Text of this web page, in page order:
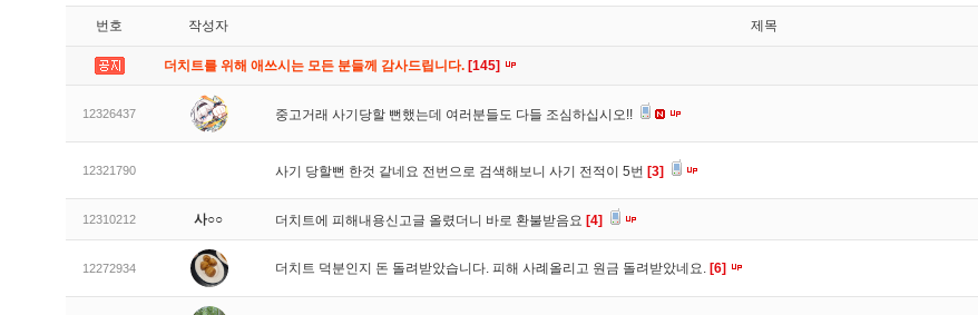
번호 작성자 제목
더치트를 위해 애쓰시는 모든 분들께 감사드립니다. [145]
12326437 중고거래 사기당할 뻔했는데 여러분들도 다들 조심하십시오!!
12321790 사기 당할뻔 한것 같네요 전번으로 검색해보니 사기 전적이 5번 [3]
12310212 사○○ 더치트에 피해내용신고글 올렸더니 바로 환불받음요 [4]
12272934 더치트 덕분인지 돈 돌려받았습니다. 피해 사례올리고 원금 돌려받았네요. [6]